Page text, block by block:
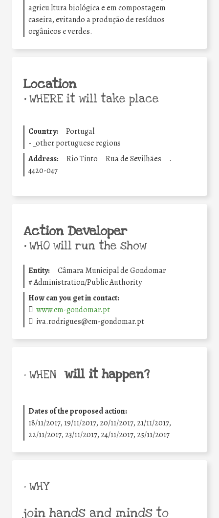
agricu ltura biológica e em compostagem
caseira, evitando a produção de resíduos
orgânicos e verdes.
Location
•WHERE it will take place
Country:
Portugal
- _other portuguese regions
Address:
Rio Tinto Rua de Sevilhães
.
4420-047
Action Developer
•WHO will run the show
Entity:
Câmara Municipal de Gondomar
#Administration/Public Authority
How can you get in contact:
www.cm-gondomar.pt
iva.rodrigues@cm-gondomar.pt
• WHEN will it happen?
Dates of the proposed action:
18/11/2017, 19/11/2017, 20/11/2017, 21/11/2017,
22/11/2017, 23/11/2017, 24/11/2017, 25/11/2017
• WHY
join hands and minds to